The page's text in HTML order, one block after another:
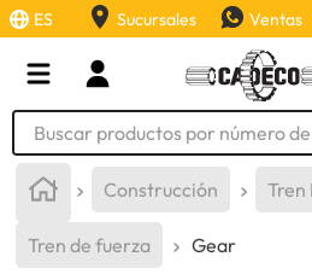
ES Sucursales Ventas
Buscar productos por número de
Construcción Tren
Tren de fuerza Gear
TÉRMINOS MÁS
2 .
aceite